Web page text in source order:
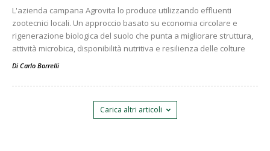
L'azienda campana Agrovita lo produce utilizzando effluenti
zootecnici locali. Un approccio basato su economia circolare e
rigenerazione biologica del suolo che punta a migliorare struttura,
attività microbica, disponibilità nutritiva e resilienza delle colture
Di Carlo Borrelli
Carica altri articoli